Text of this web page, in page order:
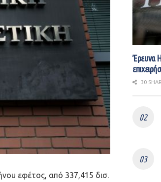
εφέτος, από 337,415 δισ.
Έρευνα
30